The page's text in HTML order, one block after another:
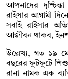
আপনাদের
রাইসার আগামী
সবাই রাইসার
আজীবন থাকব,
উল্লেখ্য, গত ১৯ মে
বছরের ফুটফুটে শিশু
রানা নামক এক